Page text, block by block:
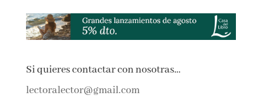
Si quieres contactar con nosotras…
lectoralector@gmail.com